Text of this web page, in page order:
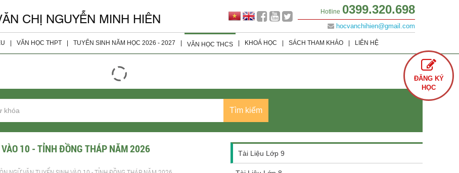
ĐĂNG KÝ
HỌC
CHỊ NGUYỄN MINH HIÊN Hotline 0399.320.698
hocvanchihien@gmail.com
VĂN HỌC THPT
Nghị Luận Văn Học
Tài Liệu Bổ Sung
Tài Liệu Lớp 10
TUYỂN SINH NĂM HỌC 2026 - 2027 VĂN HỌC THCS
Tài Liệu Lớp 7
Tài Liệu Lớp 6
KHOÁ HỌC SÁCH THAM KHẢO LIÊN HỆ
Tìm kiếm
10 - TỈNH ĐỒNG THÁP NĂM 2026 Tài Liệu Lớp 9